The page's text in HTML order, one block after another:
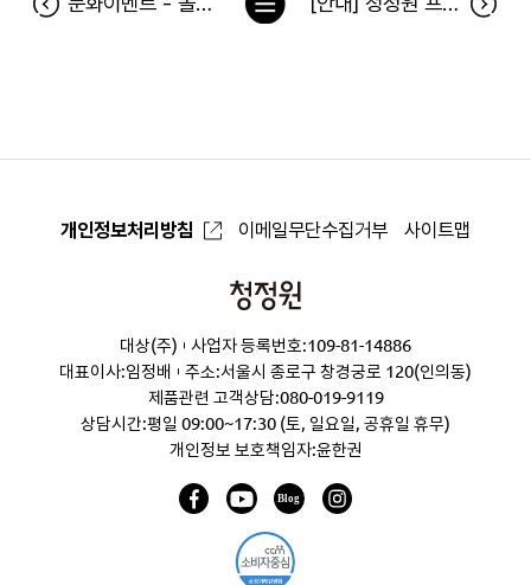
개인정보처리방침 이메일무단수집거부 사이트맵
청
원
대상(주)
사업자 등록번호:109-81-14886
대표이사:임정배
주소:서울시 종로구 창경궁로 120(인의동)
제품관련 고객상담:080-019-9119
상담시간:평일 09:00~17:30 (토, 일요일, 공휴일 휴무)
개인정보 보호책임자:윤한권